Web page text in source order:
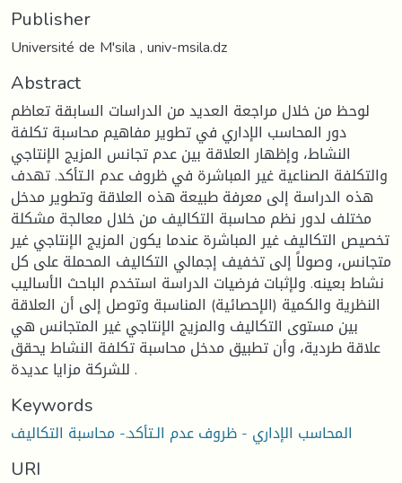
Publisher
Université de M'sila , univ-msila.dz
Abstract
لوحظ من خلال مراجعة العديد من الدراسات السابقة تعاظم
دور المحاسب الإداري في تطوير مفاهيم محاسبة تكلفة
النشاط، وإظهار العلاقة بين عدم تجانس المزيج الإنتاجي
والتكلفة الصناعية غير المباشرة في ظروف عدم الـتأكد. تهدف
هذه الدراسة إلى معرفة طبيعة هذه العلاقة وتطوير مدخل
مختلف لدور نظم محاسبة التكاليف من خلال معالجة مشكلة
تخصيص التكاليف غير المباشرة عندما يكون المزيج الإنتاجي غير
متجانس، وصولاً إلى تخفيف إجمالي التكاليف المحملة على كل
نشاط بعينه. ولإثبات فرضيات الدراسة استخدم الباحث الأساليب
النظرية والكمية (الإحصائية) المناسبة وتوصل إلى أن العلاقة
بين مستوى التكاليف والمزيج الإنتاجي غير المتجانس هي
علاقة طردية، وأن تطبيق مدخل محاسبة تكلفة النشاط يحقق
للشركة مزايا عديدة .
Keywords
المحاسب الإداري - ظروف عدم الـتأكد.- محاسبة التكاليف
URI